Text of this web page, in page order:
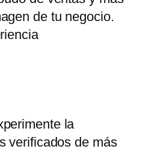
de tu negocio.
la
verificados de más